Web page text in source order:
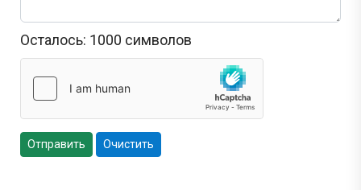
Осталось: 1000 символов
Отправить Очистить